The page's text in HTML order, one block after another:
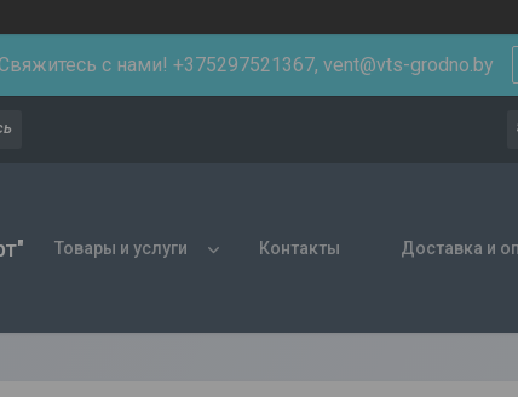
с нами! +375297521367, vent@vts-grodno.by
Товары и услуги Контакты Доставка и